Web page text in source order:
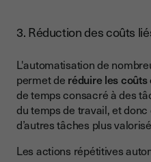
3. Réduction des coûts
L'automatisation de
permet de réduire les
de temps consacré à des
du temps de travail, et donc
d’autres tâches plus
Les actions répétitives